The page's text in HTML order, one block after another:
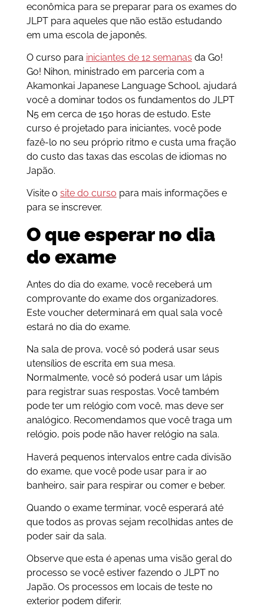
econômica para se preparar para os exames do
JLPT para aqueles que não estão estudando
em uma escola de japonês.
O curso para iniciantes de 12 semanas da Go!
Go! Nihon, ministrado em parceria com a
Akamonkai Japanese Language School, ajudará
você a dominar todos os fundamentos do JLPT
N5 em cerca de 150 horas de estudo. Este
curso é projetado para iniciantes, você pode
fazê-lo no seu próprio ritmo e custa uma fração
do custo das taxas das escolas de idiomas no
Japão.
Visite o site do curso para mais informações e
para se inscrever.
O que esperar no dia
do exame
Antes do dia do exame, você receberá um
comprovante do exame dos organizadores.
Este voucher determinará em qual sala você
estará no dia do exame.
Na sala de prova, você só poderá usar seus
utensílios de escrita em sua mesa.
Normalmente, você só poderá usar um lápis
para registrar suas respostas. Você também
pode ter um relógio com você, mas deve ser
analógico. Recomendamos que você traga um
relógio, pois pode não haver relógio na sala.
Haverá pequenos intervalos entre cada divisão
do exame, que você pode usar para ir ao
banheiro, sair para respirar ou comer e beber.
Quando o exame terminar, você esperará até
que todos as provas sejam recolhidas antes de
poder sair da sala.
Observe que esta é apenas uma visão geral do
processo se você estiver fazendo o JLPT no
Japão. Os processos em locais de teste no
exterior podem diferir.